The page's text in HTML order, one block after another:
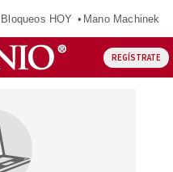
Bloqueos HOY Mano Machinek
REGÍSTRATE